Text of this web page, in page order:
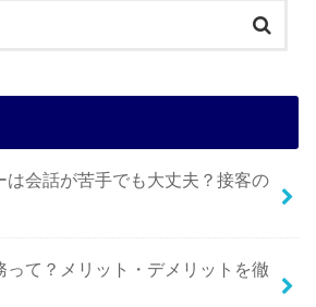
は会話が苦手でも大丈夫？接客の
って？メリット・デメリットを徹